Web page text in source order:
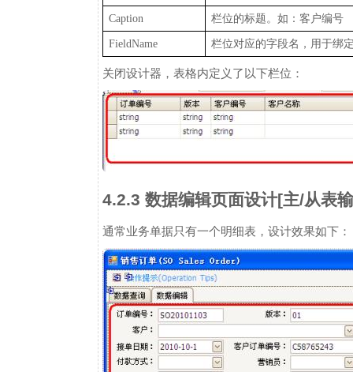
Caption 栏位的标题。如：客户编号
FieldName 栏位对应的字段名，用于绑
关闭设计器，表格内定义了以下栏位：
4.2.3 数据编辑页面设计[主/从表
通常业务单据只有一个明细表，设计效果如下：